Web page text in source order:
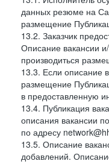
данных резюме на
размещение
13.2. Заказчик
Описание вакансии
производиться
13.3. Если описание
размещение
в предоставленную
13.4. Публикация
описания вакансии
по адресу
13.5. Описание
добавлений.